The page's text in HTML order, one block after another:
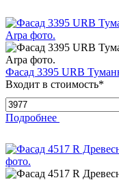
Фасад 3395 URB
Входит в стоимость*
Подробнее